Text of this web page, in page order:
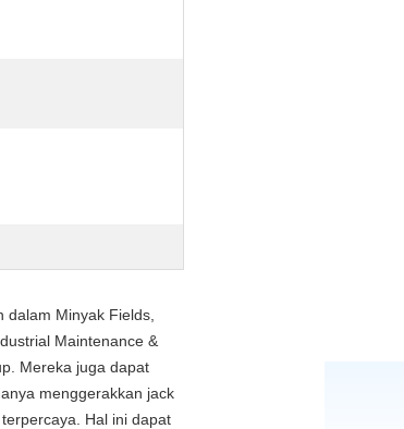
Minyak Fields,
Maintenance &
Mereka juga dapat
menggerakkan jack
Hal ini dapat